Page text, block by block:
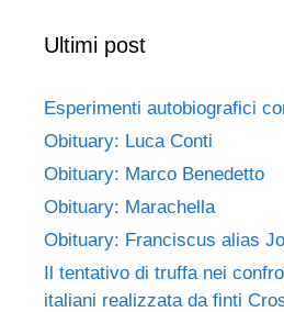
Ultimi post
Esperimenti autobiografici
Obituary: Luca Conti
Obituary: Marco Benedetto
Obituary: Marachella
Obituary: Franciscus alias
Il tentativo di truffa nei
italiani realizzata da finti